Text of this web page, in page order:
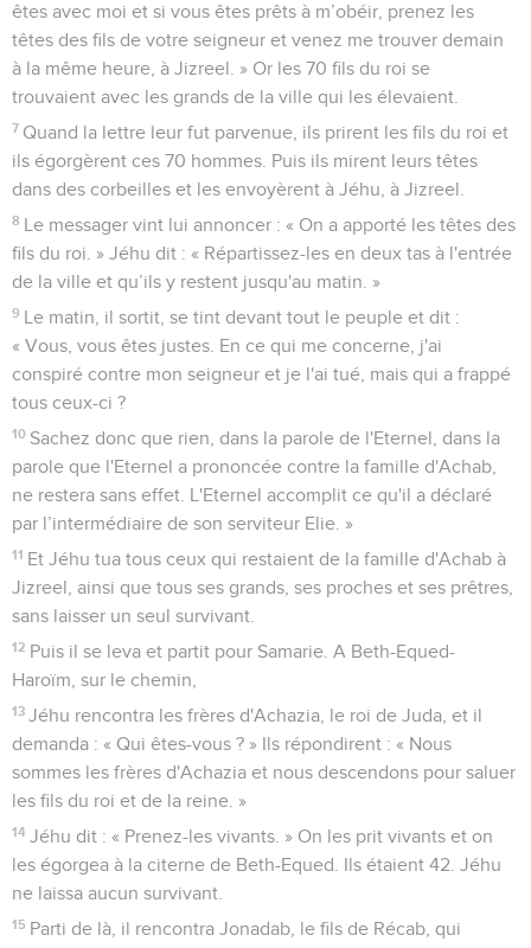
êtes avec moi et si vous êtes prêts à m’obéir, prenez les
têtes des fils de votre seigneur et venez me trouver demain
à la même heure, à Jizreel. » Or les 70 fils du roi se
trouvaient avec les grands de la ville qui les élevaient.
7 Quand la lettre leur fut parvenue, ils prirent les fils du roi et
ils égorgèrent ces 70 hommes. Puis ils mirent leurs têtes
dans des corbeilles et les envoyèrent à Jéhu, à Jizreel.
8 Le messager vint lui annoncer : « On a apporté les têtes des
fils du roi. » Jéhu dit : « Répartissez-les en deux tas à l'entrée
de la ville et qu’ils y restent jusqu'au matin. »
9 Le matin, il sortit, se tint devant tout le peuple et dit :
« Vous, vous êtes justes. En ce qui me concerne, j'ai
conspiré contre mon seigneur et je l'ai tué, mais qui a frappé
tous ceux-ci ?
10 Sachez donc que rien, dans la parole de l'Eternel, dans la
parole que l'Eternel a prononcée contre la famille d'Achab,
ne restera sans effet. L'Eternel accomplit ce qu'il a déclaré
par l’intermédiaire de son serviteur Elie. »
11 Et Jéhu tua tous ceux qui restaient de la famille d'Achab à
Jizreel, ainsi que tous ses grands, ses proches et ses prêtres,
sans laisser un seul survivant.
12 Puis il se leva et partit pour Samarie. A Beth-Equed-
Haroïm, sur le chemin,
13 Jéhu rencontra les frères d'Achazia, le roi de Juda, et il
demanda : « Qui êtes-vous ? » Ils répondirent : « Nous
sommes les frères d'Achazia et nous descendons pour saluer
les fils du roi et de la reine. »
14 Jéhu dit : « Prenez-les vivants. » On les prit vivants et on
les égorgea à la citerne de Beth-Equed. Ils étaient 42. Jéhu
ne laissa aucun survivant.
15 Parti de là, il rencontra Jonadab, le fils de Récab, qui